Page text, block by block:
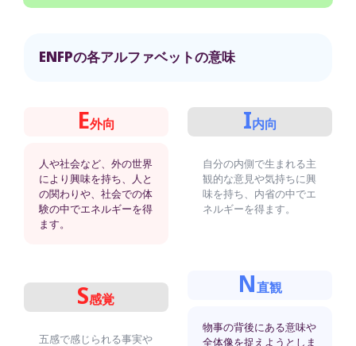
ENFPの各アルファベットの意味
E外向
人や社会など、外の世界
により興味を持ち、人と
の関わりや、社会での体
験の中でエネルギーを得
ます。
S感覚
五感で感じられる事実や
I内向
自分の内側で生まれる主
観的な意見や気持ちに興
味を持ち、内省の中でエ
ネルギーを得ます。
N直観
物事の背後にある意味や
全体像を捉えようとしま